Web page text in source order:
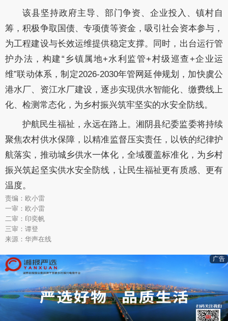
该县坚持政府主导、部门争资、企业投入、镇村自
筹，积极争取国债、专项债等资金，吸引社会资本参与，
为工程建设与长效运维提供稳定支撑。同时，出台运行管
护办法，构建“乡镇属地+水利监管+村级巡查+企业运
维”联动体系，制定2026-2030年管网延伸规划，加快虞公
港水厂、资江水厂建设，逐步实现供水智能化、缴费线上
化、检测常态化，为乡村振兴筑牢坚实的水安全防线。
护航民生福祉，永远在路上。湘阴县纪委监委将持续
聚焦农村供水保障，以精准监督压实责任，以铁的纪律护
航落实，推动城乡供水一体化，全域覆盖标准化，为乡村
振兴筑起坚实供水安全防线，让民生福祉更有质感、更有
温度。
责编：欧小雷
一审：欧小雷
二审：印奕帆
三审：谭登
来源：华声在线
广告